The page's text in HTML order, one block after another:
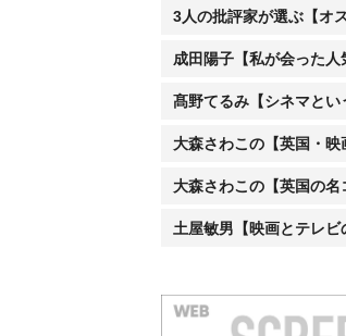
3人の批評家が選ぶ【オ
成田陽子【私が会った人
髙野てるみ【シネマとい
大森さわこの【英国・映
大森さわこの【英国の名
土屋敏男【映画とテレビ